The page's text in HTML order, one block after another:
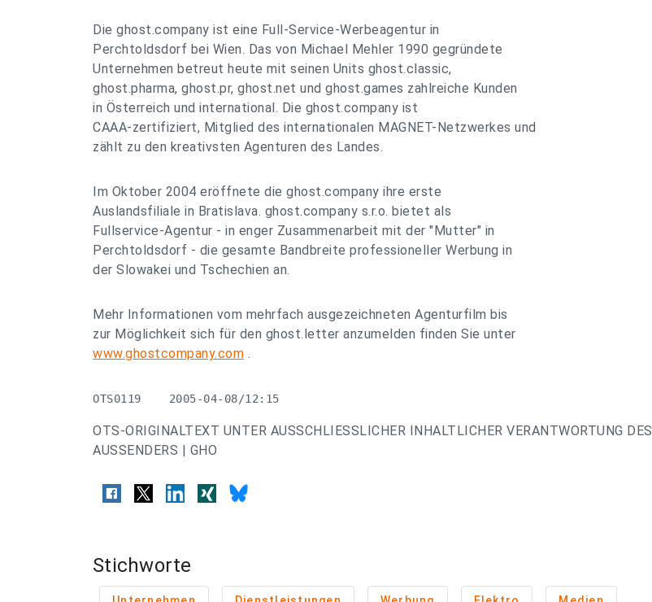
Die ghost.company ist eine Full-Service-Werbeagentur in
Perchtoldsdorf bei Wien. Das von Michael Mehler 1990 gegründete
Unternehmen betreut heute mit seinen Units ghost.classic,
ghost.pharma, ghost.pr, ghost.net und ghost.games zahlreiche Kunden
in Österreich und international. Die ghost.company ist
CAAA-zertifiziert, Mitglied des internationalen MAGNET-Netzwerkes und
zählt zu den kreativsten Agenturen des Landes.
Im Oktober 2004 eröffnete die ghost.company ihre erste
Auslandsfiliale in Bratislava. ghost.company s.r.o. bietet als
Fullservice-Agentur - in enger Zusammenarbeit mit der "Mutter" in
Perchtoldsdorf - die gesamte Bandbreite professioneller Werbung in
der Slowakei und Tschechien an.
Mehr Informationen vom mehrfach ausgezeichneten Agenturfilm bis
zur Möglichkeit sich für den ghost.letter anzumelden finden Sie unter
www.ghostcompany.com .
OTS0119    2005-04-08/12:15
OTS-ORIGINALTEXT UNTER AUSSCHLIESSLICHER INHALTLICHER VERANTWORTUNG DES
AUSSENDERS | GHO
Stichworte